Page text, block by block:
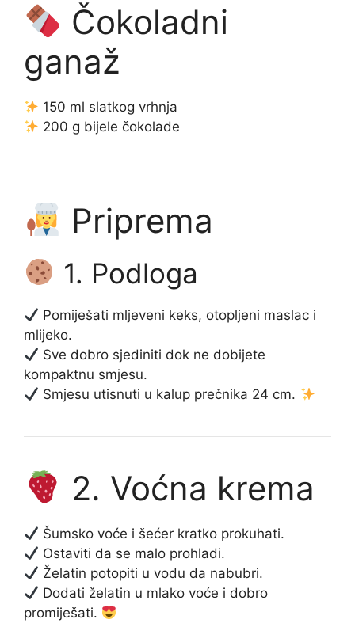
Čokoladni
ganaž
150 ml slatkog vrhnja
200 g bijele čokolade
Priprema
1. Podloga
Pomiješati mljeveni keks, otopljeni maslac i
mlijeko.
Sve dobro sjediniti dok ne dobijete
kompaktnu smjesu.
Smjesu utisnuti u kalup prečnika 24 cm.
2. Voćna krema
Šumsko voće i šećer kratko prokuhati.
Ostaviti da se malo prohladi.
Želatin potopiti u vodu da nabubri.
Dodati želatin u mlako voće i dobro
promiješati.